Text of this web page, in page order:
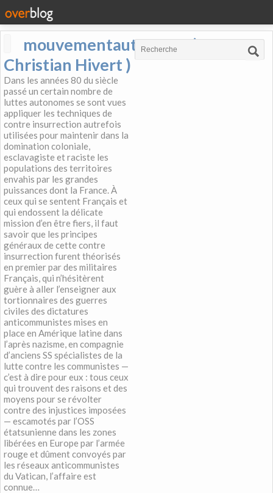
mouvementautonome (
Christian Hivert )
Dans les années 80 du siècle
passé un certain nombre de
luttes autonomes se sont vues
appliquer les techniques de
contre insurrection autrefois
utilisées pour maintenir dans la
domination coloniale,
esclavagiste et raciste les
populations des territoires
envahis par les grandes
puissances dont la France. À
ceux qui se sentent Français et
qui endossent la délicate
mission d’en être fiers, il faut
savoir que les principes
généraux de cette contre
insurrection furent théorisés
en premier par des militaires
Français, qui n’hésitèrent
guère à aller l’enseigner aux
tortionnaires des guerres
civiles des dictatures
anticommunistes mises en
place en Amérique latine dans
l’après nazisme, en compagnie
d’anciens SS spécialistes de la
lutte contre les communistes —
c’est à dire pour eux : tous ceux
qui trouvent des raisons et des
moyens pour se révolter
contre des injustices imposées
— escamotés par l’OSS
étatsunienne dans les zones
libérées en Europe par l’armée
rouge et dûment convoyés par
les réseaux anticommunistes
du Vatican, l’affaire est
connue…